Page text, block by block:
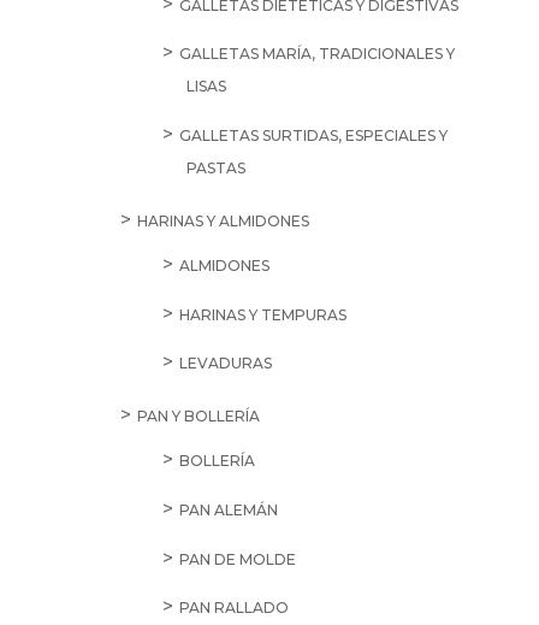
GALLETAS DIETÉTICAS Y DIGESTIVAS
GALLETAS MARÍA, TRADICIONALES Y
LISAS
GALLETAS SURTIDAS, ESPECIALES Y
PASTAS
HARINAS Y ALMIDONES
ALMIDONES
HARINAS Y TEMPURAS
LEVADURAS
PAN Y BOLLERÍA
BOLLERÍA
PAN ALEMÁN
PAN DE MOLDE
PAN RALLADO